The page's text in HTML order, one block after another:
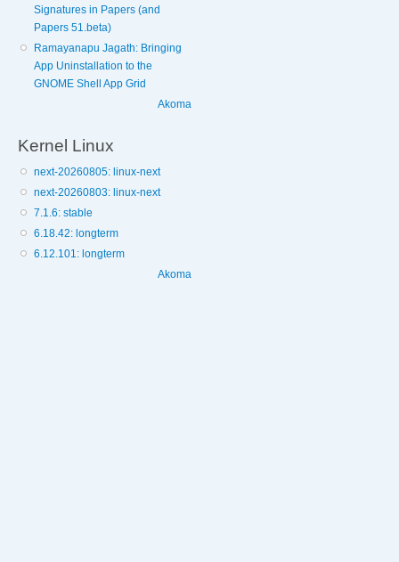
Signatures in Papers (and
Papers 51.beta)
Ramayanapu Jagath: Bringing
App Uninstallation to the
GNOME Shell App Grid
Akoma
Kernel Linux
next-20260805: linux-next
next-20260803: linux-next
7.1.6: stable
6.18.42: longterm
6.12.101: longterm
Akoma